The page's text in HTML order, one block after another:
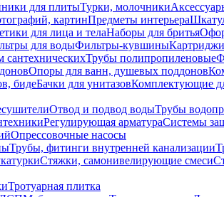
для плитыТурки, молочники
картинПредметы интерьера
для лица и телаНаборы для бритья
для водыФильтры-кувшины
сантехническихТрубы полипропиленовые
Опоры для ванн, душевых поддонов
бидеБачки для унитазовКомплектующие
Отвод и подвод водыТрубы
Регулирующая арматураСистемы
Опрессовочные насосы
Трубы, фитинги внутренней канализации
Стяжки, самонивелирующие смеси
Тротуарная плитка